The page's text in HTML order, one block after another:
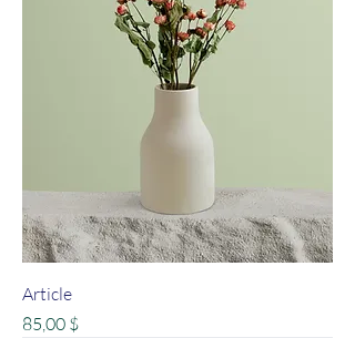
Article
Prix
85,00 $